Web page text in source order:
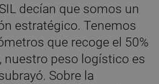
decían que somos un
estratégico. Tenemos
que recoge el 50%
nuestro peso logístico es
Sobre la